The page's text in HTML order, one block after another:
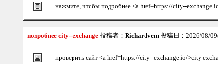
нажмите, чтобы подробнее <a href=https://city--
подробнее city--exchange 投稿者： Richardvem 投稿日：2026/08/
проверить сайт <a href=https://city--exchange.io/>city